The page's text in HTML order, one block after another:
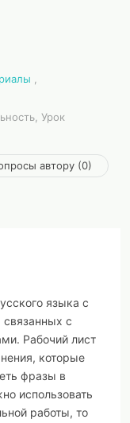
,
Урок
автору (0)
языка с
с
Рабочий лист
которые
фразы в
использовать
работы, то